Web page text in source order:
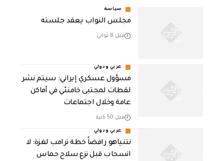
سياسة
مجلس النواب يعقد جلسته
قبل 8 ثواني
عربي ودولي
مسؤول عسكري إيراني: سيتم نشر
لقطات لمجتبى خامنئي في أماكن
عامة وخلال اجتماعات
قبل 50 ثانية
عربي ودولي
نتنياهو رافضاً خطة ترامب لغزة: لا
انسحاب قبل نزع سلاح حماس